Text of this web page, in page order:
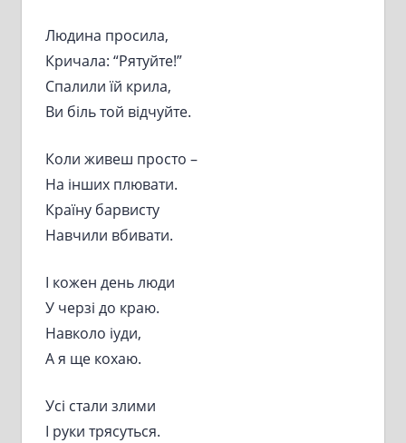
Людина просила,
Кричала: “Рятуйте!”
Спалили їй крила,
Ви біль той відчуйте.
Коли живеш просто –
На інших плювати.
Країну барвисту
Навчили вбивати.
І кожен день люди
У черзі до краю.
Навколо іуди,
А я ще кохаю.
Усі стали злими
І руки трясуться.